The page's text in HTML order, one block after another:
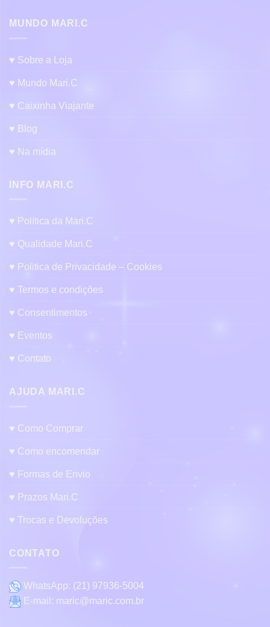
MUNDO MARI.C
♥ Sobre a Loja
♥ Mundo Mari.C
♥ Caixinha Viajante
♥ Blog
♥ Na mídia
INFO MARI.C
♥ Política da Mari.C
♥ Qualidade Mari.C
♥ Politica de Privacidade – Cookies
♥ Termos e condições
♥ Consentimentos
♥ Eventos
♥ Contato
AJUDA MARI.C
♥ Como Comprar
♥ Como encomendar
♥ Formas de Envio
♥ Prazos Mari.C
♥ Trocas e Devoluções
CONTATO
WhatsApp: (21) 97936-5004
E-mail: maric@maric.com.br